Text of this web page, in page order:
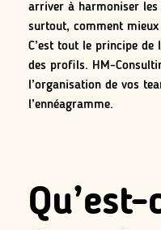
arriver à harmoniser les
surtout, comment
C’est tout le principe de
des profils. HM-
l’organisation de vos
l’ennéagramme.